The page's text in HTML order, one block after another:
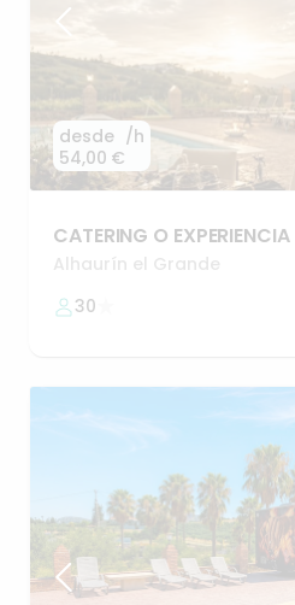
desde
54,00 €
/h
CATERING O EXPERIENCIA
PLENA NATURALEZA
Alhaurín el Grande
30